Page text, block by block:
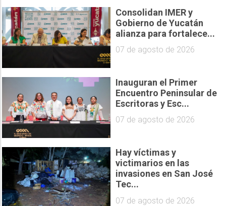
Consolidan IMER y
Gobierno de Yucatán
alianza para fortalece...
07 de agosto de 2026
Inauguran el Primer
Encuentro Peninsular de
Escritoras y Esc...
07 de agosto de 2026
Hay víctimas y
victimarios en las
invasiones en San José
Tec...
07 de agosto de 2026